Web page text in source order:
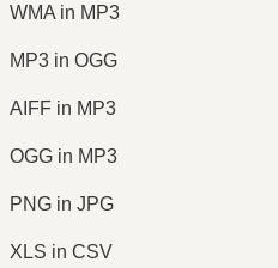
WMA in MP3
MP3 in OGG
AIFF in MP3
OGG in MP3
PNG in JPG
XLS in CSV